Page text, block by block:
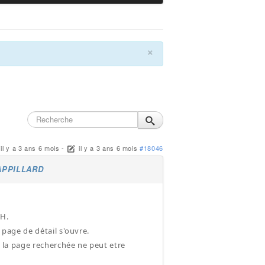
×
il y a 3 ans 6 mois - il y a 3 ans 6 mois #18046
de détail s'ouvre.
page recherchée ne peut etre